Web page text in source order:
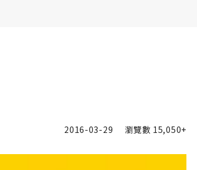
2016-03-29 瀏覽數 15,050+